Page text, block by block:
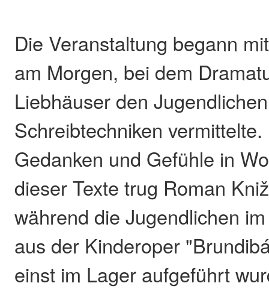
Die Veranstaltung begann
am Morgen, bei dem
Liebhäuser den
Schreibtechniken
Gedanken und Gefühle in
dieser Texte trug Roman
während die Jugendlichen
aus der Kinderoper
einst im Lager aufgeführt